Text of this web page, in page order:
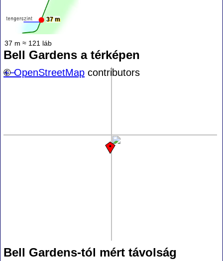
37 m
37 m ≈ 121 láb
Bell Gardens a térképen
+−
©OpenStreetMap contributors
Bell Gardens-tól mért távolság